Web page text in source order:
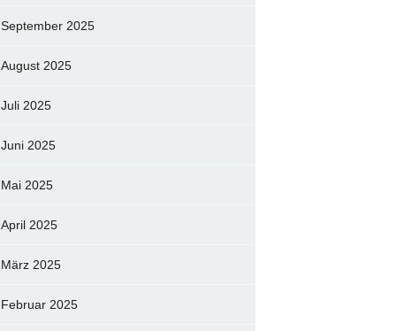
September 2025
August 2025
Juli 2025
Juni 2025
Mai 2025
April 2025
März 2025
Februar 2025